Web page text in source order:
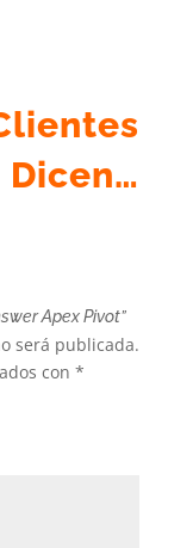
Dicen…
Apex Pivot”
será publicada.
con *